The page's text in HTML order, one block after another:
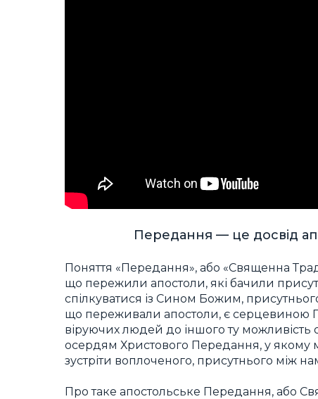
Передання — це досвід
Поняття «Передання», або «Священна
що пережили апостоли, які бачили
спілкуватися із Сином Божим,
що переживали апостоли, є серцевиною
віруючих людей до іншого ту можливість
осердям Христового Передання, у якому
зустріти воплоченого, присутнього між
Про таке апостольське Передання, або